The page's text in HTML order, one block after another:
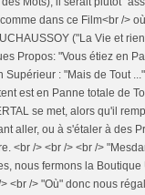
dans ce Film<br />
("La Vie et
Propos: "Vous étiez en
: "Mais de Tout
est en Panne totale de
se met, alors qu'il
aller, ou à s'étaler à des
<br /> <br /> <br />
nous fermons la Boutique
<br /> "Où" donc nous